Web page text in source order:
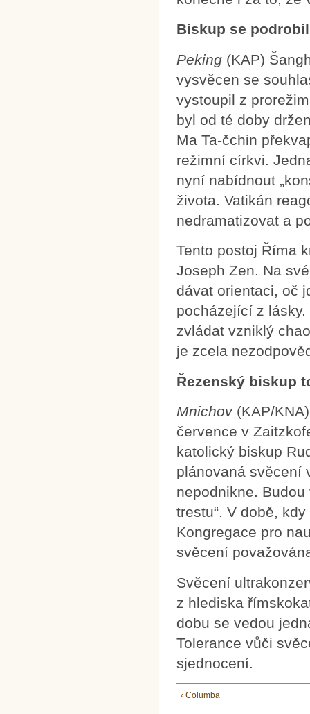
Biskup se
Peking (KAP)
vysvěcen se
vystoupil z
byl od té doby
Ma Ta-čchin
režimní církvi.
nyní nabídnout
života. Vatikán
nedramatizovat a
Tento postoj Říma
Joseph Zen. Na
dávat orientaci, oč
pocházející z
zvládat vzniklý
je zcela
Řezenský biskup
Mnichov(KAP/
července v
katolický biskup
plánovaná svěcení
nepodnikne.
trestu“. V době,
Kongregace pro
svěcení
Svěcení
z hlediska
dobu se vedou
Tolerance vůči
sjednocení.
‹ Columba